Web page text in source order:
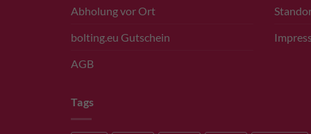
Abholung vor Ort
bolting.eu Gutschein
AGB
Tags